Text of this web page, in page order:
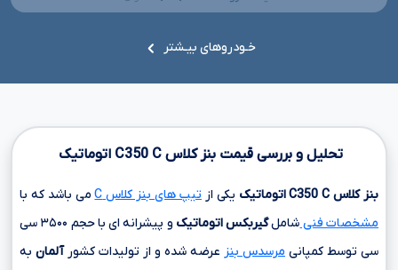
خـودروهای بیـشتر
تحلیل و بررسی قیمت بنز کلاس C
C350 اتوماتیک
بنز کلاس C
C350اتوماتیک یکی از تیپ های بنز کلاس C
می باشد که با
مشخصات فنی شاملگیربکس اتوماتیک و پیشرانه ای با حجم
۳۵۰۰ سی
سی توسط کمپانی مرسدس بنز عرضه شده و از تولیدات کشورآلمان به